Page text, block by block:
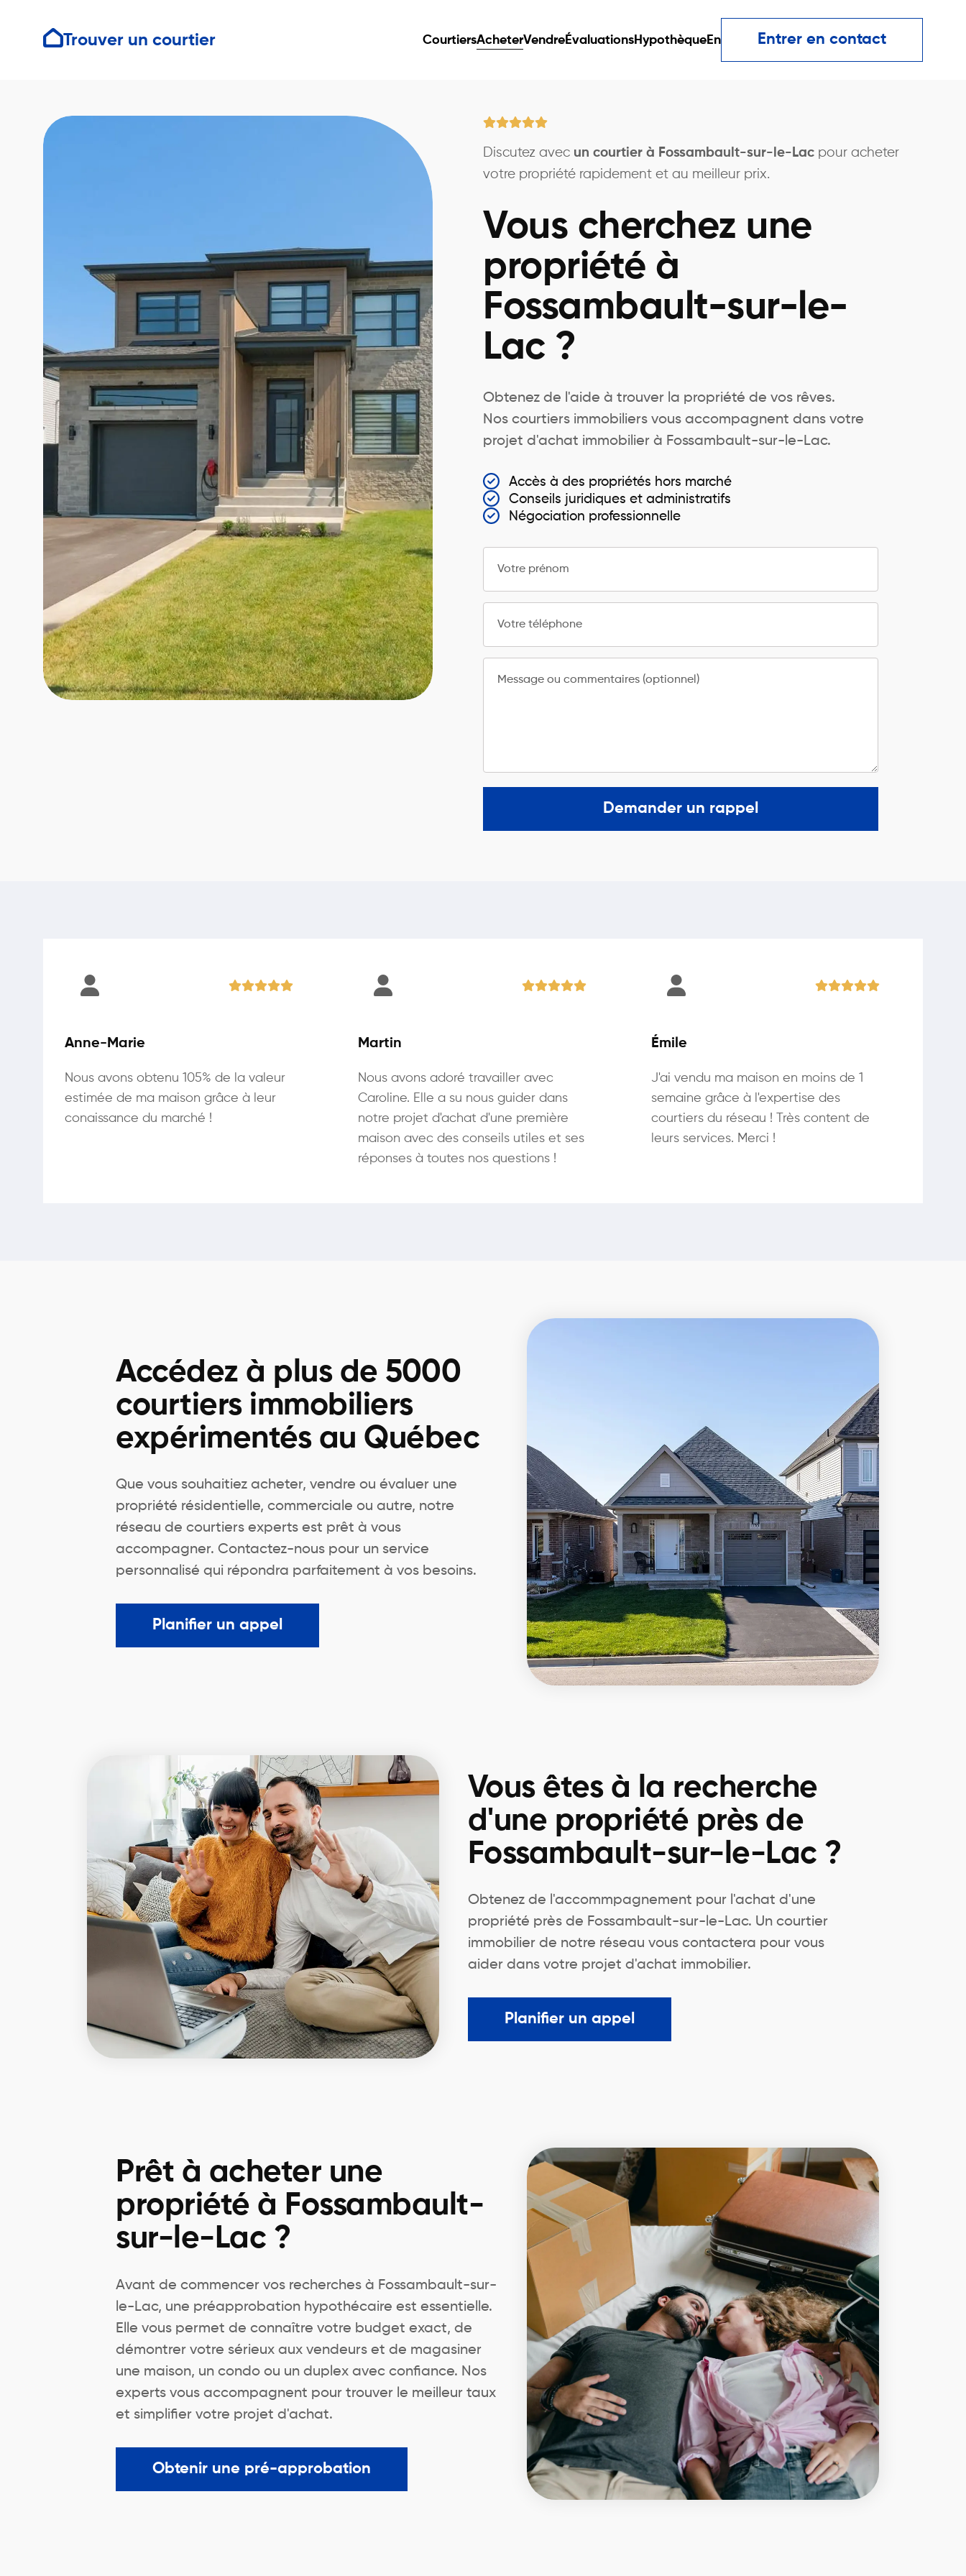
Trouver un courtier CourtiersAcheterVendreÉvaluationsHypothèqueEn Entrer en contact
Discutez avec un courtier à Fossambault-sur-le-Lac pour acheter
votre propriété rapidement et au meilleur prix.
Vous cherchez une
propriété à
Fossambault-sur-le-
Lac ?
Obtenez de l'aide à trouver la propriété de vos rêves.
Nos courtiers immobiliers vous accompagnent dans votre
projet d'achat immobilier à Fossambault-sur-le-Lac.
Accès à des propriétés hors marché
Conseils juridiques et administratifs
Négociation professionnelle
Votre prénom
Votre téléphone
Message ou commentaires (optionnel)
Demander un rappel
Anne-Marie
Nous avons obtenu 105% de la valeur
estimée de ma maison grâce à leur
conaissance du marché !
Martin
Nous avons adoré travailler avec
Caroline. Elle a su nous guider dans
notre projet d'achat d'une première
maison avec des conseils utiles et ses
réponses à toutes nos questions !
Émile
J'ai vendu ma maison en moins de 1
semaine grâce à l'expertise des
courtiers du réseau ! Très content de
leurs services. Merci !
Accédez à plus de 5000
courtiers immobiliers
expérimentés au Québec
Que vous souhaitiez acheter, vendre ou évaluer une
propriété résidentielle, commerciale ou autre, notre
réseau de courtiers experts est prêt à vous
accompagner. Contactez-nous pour un service
personnalisé qui répondra parfaitement à vos besoins.
Planifier un appel
Vous êtes à la recherche
d'une propriété près de
Fossambault-sur-le-Lac ?
Obtenez de l'accommpagnement pour l'achat d'une
propriété près de Fossambault-sur-le-Lac. Un courtier
immobilier de notre réseau vous contactera pour vous
aider dans votre projet d'achat immobilier.
Planifier un appel
Prêt à acheter une
propriété à Fossambault-
sur-le-Lac ?
Avant de commencer vos recherches à Fossambault-sur-
le-Lac, une préapprobation hypothécaire est essentielle.
Elle vous permet de connaître votre budget exact, de
démontrer votre sérieux aux vendeurs et de magasiner
une maison, un condo ou un duplex avec confiance. Nos
experts vous accompagnent pour trouver le meilleur taux
et simplifier votre projet d'achat.
Obtenir une pré-approbation